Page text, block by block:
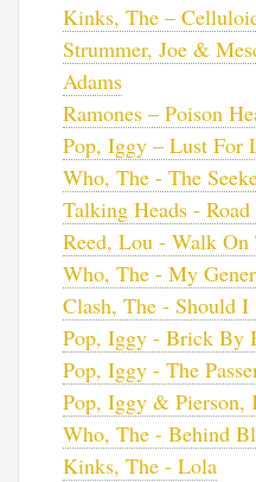
Kinks, The –
Strummer, Joe &
Adams
Ramones – Poison
Pop, Iggy – Lust For
Who, The - The
Talking Heads -
Reed, Lou - Walk
Who, The - My
Clash, The - Should
Pop, Iggy - Brick By
Pop, Iggy - The
Pop, Iggy & Pierson,
Who, The - Behind
Kinks, The - Lola